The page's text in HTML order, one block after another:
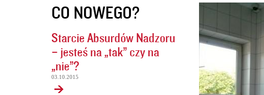
CO NOWEGO?
Starcie Absurdów Nadzoru
– jesteś na „tak” czy na
„nie”?
03.10.2015